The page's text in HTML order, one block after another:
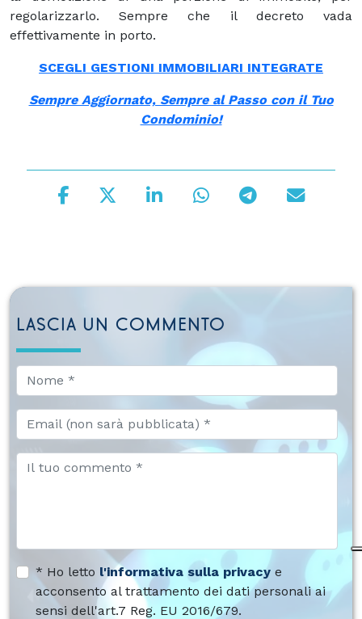
regolarizzarlo. Sempre che il decreto vada
effettivamente in porto.
SCEGLI GESTIONI IMMOBILIARI INTEGRATE
Sempre Aggiornato, Sempre al Passo con il Tuo
Condominio!
LASCIA UN COMMENTO
* Ho letto l'informativa sulla privacy e
acconsento al trattamento dei dati personali ai
sensi dell'art.7 Reg. EU 2016/679.